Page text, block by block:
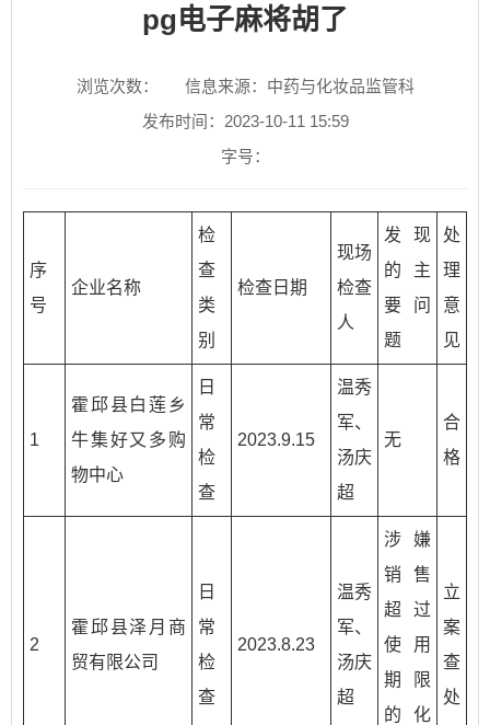
pg电子麻将胡了
浏览次数：
信息来源：中药与化妆品监管科
发布时间：2023-10-11 15:59
字号：
序
号
企业名称
检
查
类
别
检查日期
现场
检查
人
发现
的主
要问
题
处
理
意
见
1
霍邱县白莲乡
牛集好又多购
物中心
日
常
检
查
2023.9.15
温秀
军、
汤庆
超
无
合
格
2
霍邱县泽月商
贸有限公司
日
常
检
查
2023.8.23
温秀
军、
汤庆
超
涉嫌
销售
超过
使用
期限
的化
立
案
查
处